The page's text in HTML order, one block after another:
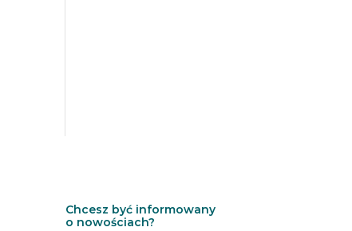
Chcesz być informowany
o nowościach?